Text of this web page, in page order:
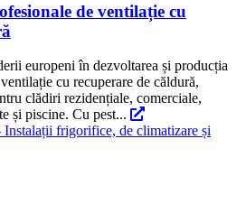
de ventilație cu
europeni în dezvoltarea și producția
cu recuperare de căldură,
clădiri rezidențiale, comerciale,
și piscine. Cu pest...